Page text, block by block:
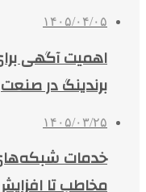
۱۴۰۵/۰۴/۰۵
اهمیت آگهی
برندینگ در صنعت
۱۴۰۵/۰۳/۲۵
مخاطب تا